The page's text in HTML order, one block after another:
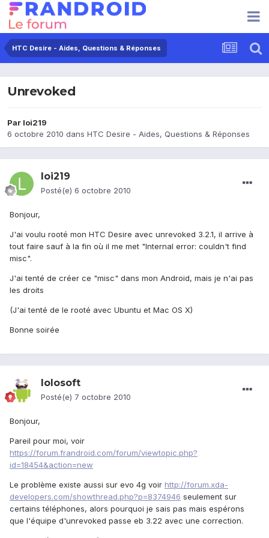
HTC Desire - Aides, Questions & Réponses
Unrevoked
Par loi219
6 octobre 2010 dans HTC Desire - Aides, Questions & Réponses
loi219
Posté(e) 6 octobre 2010
Bonjour,
J'ai voulu rooté mon HTC Desire avec unrevoked 3.2.1, il arrive à
tout faire sauf à la fin où il me met "Internal error: couldn't find
misc".
J'ai tenté de créer ce "misc" dans mon Android, mais je n'ai pas
les droits
(J'ai tenté de le rooté avec Ubuntu et Mac OS X)
Bonne soirée
lolosoft
Posté(e) 7 octobre 2010
Bonjour,
Pareil pour moi, voir
https://forum.frandroid.com/forum/viewtopic.php?
id=18454&action=new
Le problème existe aussi sur evo 4g voir http://forum.xda-
developers.com/showthread.php?p=8374946 seulement sur
certains téléphones, alors pourquoi je sais pas mais espérons
que l'équipe d'unrevoked passe eb 3.22 avec une correction.